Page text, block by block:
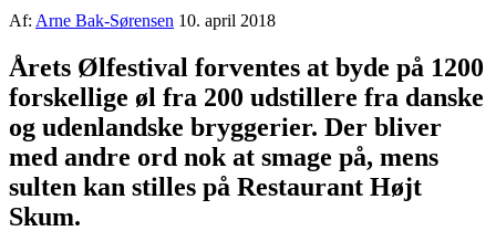
Af: Arne Bak-Sørensen 10. april 2018
Årets Ølfestival forventes at byde på 1200
forskellige øl fra 200 udstillere fra danske
og udenlandske bryggerier. Der bliver
med andre ord nok at smage på, mens
sulten kan stilles på Restaurant Højt
Skum.